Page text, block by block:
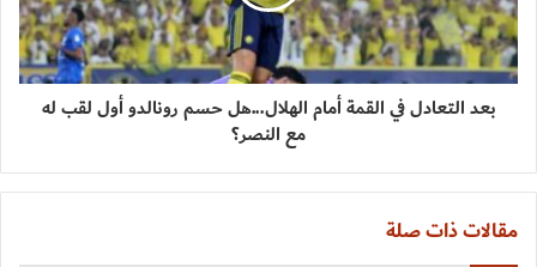
بعد التعادل في القمة أمام الهلال...هل حسم رونالدو أول لقب له
مع النصر؟
مقالات ذات صلة